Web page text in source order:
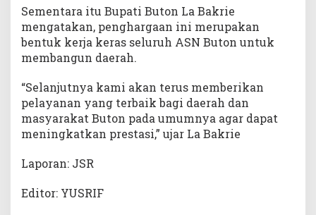
Sementara itu Bupati Buton La Bakrie
mengatakan, penghargaan ini merupakan
bentuk kerja keras seluruh ASN Buton untuk
membangun daerah.
“Selanjutnya kami akan terus memberikan
pelayanan yang terbaik bagi daerah dan
masyarakat Buton pada umumnya agar dapat
meningkatkan prestasi,” ujar La Bakrie
Laporan: JSR
Editor: YUSRIF